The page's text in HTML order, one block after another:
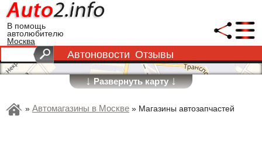
В помощь
автолюбителю
Москва
Автоновости Отзывы
↓Развернуть карту↓
» Автомагазины в Москве » Магазины автозапчастей